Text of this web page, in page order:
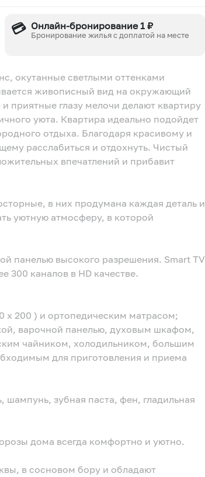
💳 Онлайн-бронирование 1 ₽
Бронирование жилья с доплатой на месте
окутанные светлыми оттенками
живописный вид на окружающий
приятные глазу мелочи делают квартиру
уюта. Квартира идеально подойдет
отдыха. Благодаря красивому и
расслабиться и отдохнуть. Чистый
впечатлений и прибавит
в них продумана каждая деталь и
уютную атмосферу, в которой
высокого разрешения. Smart TV
300 каналов в HD качестве.
х 200 ) и ортопедическим матрасом;
варочной панелью, духовым шкафом,
чайником, холодильником, большим
для приготовления и приема
шампунь, зубная паста, фен, гладильная
дома всегда комфортно и уютно.
в сосновом бору и обладают